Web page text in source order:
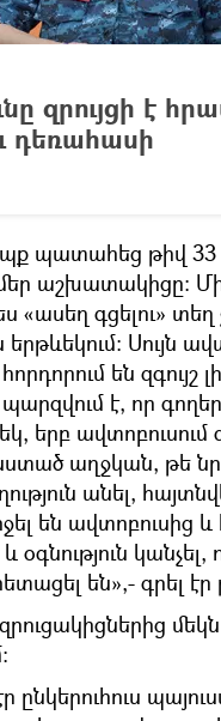
զրույցի է
դեռահասի
պատահեց թիվ 33
աշխատակիցը։
«ասեղ գցելու» տեղ
Սույն
են
է, որ
երբ
նստած աղջկան, թե
անել,
են ավտոբուսից
օգնություն
են»,- գրել էր
ընկերուհուս